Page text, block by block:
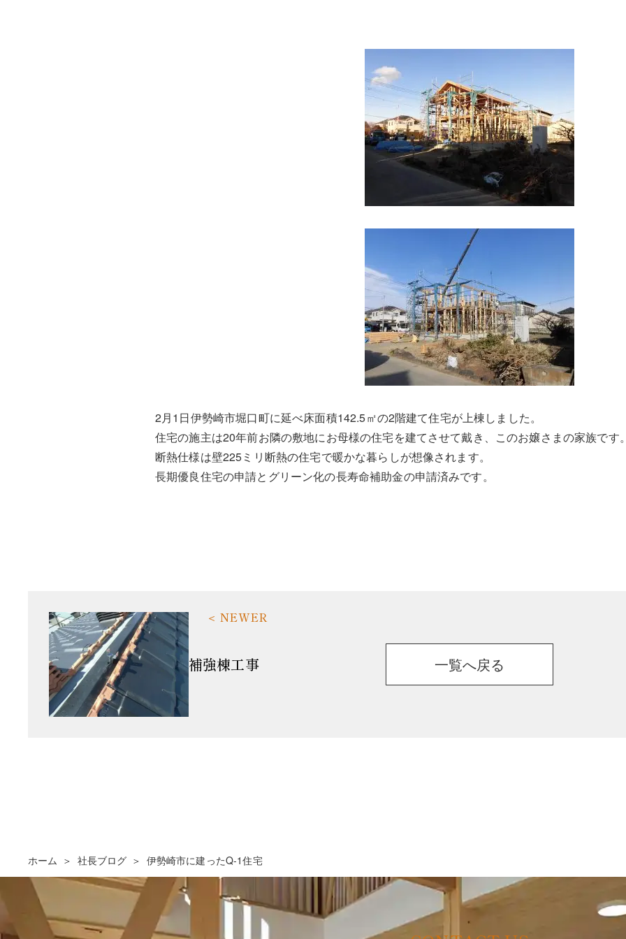
2月1日伊勢崎市堀口町に延べ床面積142.5㎡の2階建て住宅が上棟しました。
住宅の施主は20年前お隣の敷地にお母様の住宅を建てさせて戴き、このお嬢さまの家族です
断熱仕様は壁225ミリ断熱の住宅で暖かな暮らしが想像されます。
長期優良住宅の申請とグリーン化の長寿命補助金の申請済みです。
補強棟工事 一覧へ戻る
ホーム 社長ブログ 伊勢崎市に建ったQ-1住宅